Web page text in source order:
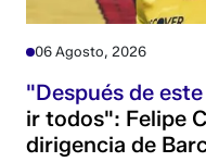
06 Agosto, 2026
"Después de
ir todos": Felipe
dirigencia de